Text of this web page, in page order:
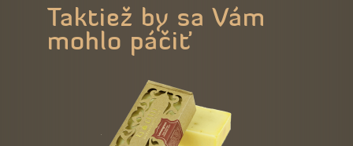
Taktiež by sa Vám
mohlo páčiť